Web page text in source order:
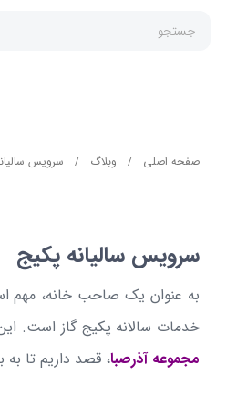
جستجو
صفحه اصلی / وبلاگ / سرویس
سرویس سالیانه پکیج
به عنوان یک صاحب خانه، مهم
خدمات سالانه پکیج گاز است.
مجموعه آذرصبا، قصد داریم تا به